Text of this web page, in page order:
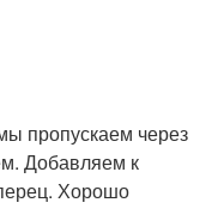
пропускаем через
Добавляем к
Хорошо